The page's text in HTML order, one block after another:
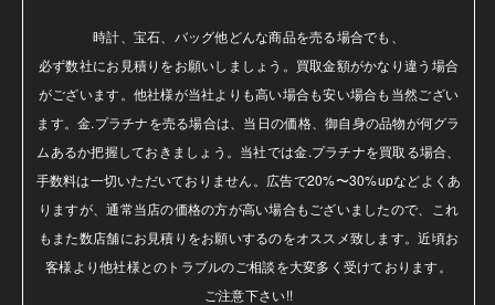
時計、宝石、バッグ他どんな商品を売る場合でも、
必ず数社にお見積りをお願いしましょう。買取金額がかなり違う場合
がございます。他社様が当社よりも高い場合も安い場合も当然ござい
ます。金.プラチナを売る場合は、当日の価格、御自身の品物が何グラ
ムあるか把握しておきましょう。当社では金.プラチナを買取る場合、
手数料は一切いただいておりません。広告で20%〜30%upなどよくあ
りますが、通常当店の価格の方が高い場合もございましたので、これ
もまた数店舗にお見積りをお願いするのをオススメ致します。近頃お
客様より他社様とのトラブルのご相談を大変多く受けております。
ご注意下さい!!